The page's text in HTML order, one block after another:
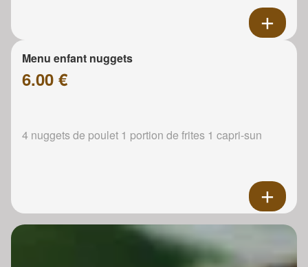
Menu enfant nuggets
6.00 €
4 nuggets de poulet 1 portion de frites 1 capri-sun